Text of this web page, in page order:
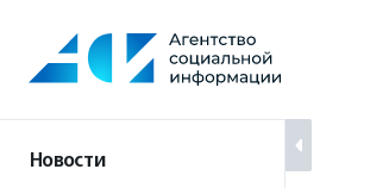
содержанию
Новости